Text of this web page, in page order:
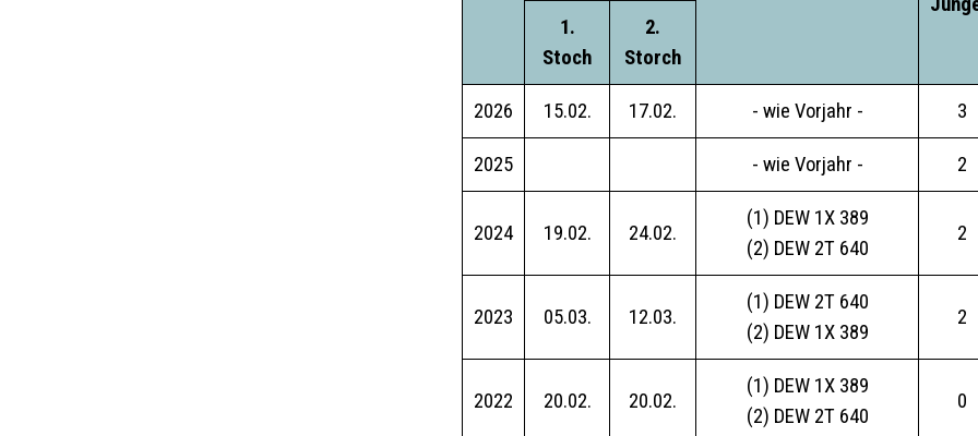
1.
Stoch
2.
Storch
2026 15.02. 17.02. - wie Vorjahr - 3
2025 - wie Vorjahr - 2
2024 19.02. 24.02.
(1) DEW 1X 389
(2) DEW 2T 640
2
2023 05.03. 12.03.
(1) DEW 2T 640
(2) DEW 1X 389
2
2022 20.02. 20.02.
(1) DEW 1X 389
(2) DEW 2T 640
0